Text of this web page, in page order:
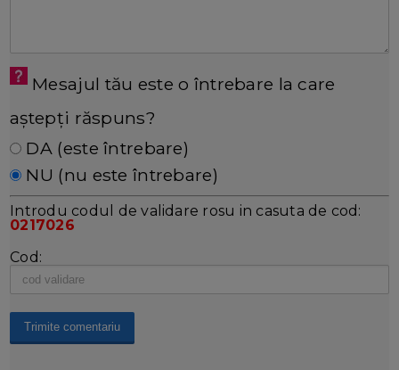
Mesajul tău este o întrebare la care
aștepți răspuns?
DA (este întrebare)
NU (nu este întrebare)
Introdu codul de validare rosu in casuta de cod:
0217026
Cod: